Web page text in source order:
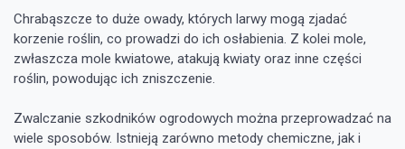
Chrabąszcze to duże owady, których larwy mogą zjadać
korzenie roślin, co prowadzi do ich osłabienia. Z kolei mole,
zwłaszcza mole kwiatowe, atakują kwiaty oraz inne części
roślin, powodując ich zniszczenie.
Zwalczanie szkodników ogrodowych można przeprowadzać na
wiele sposobów. Istnieją zarówno metody chemiczne, jak i